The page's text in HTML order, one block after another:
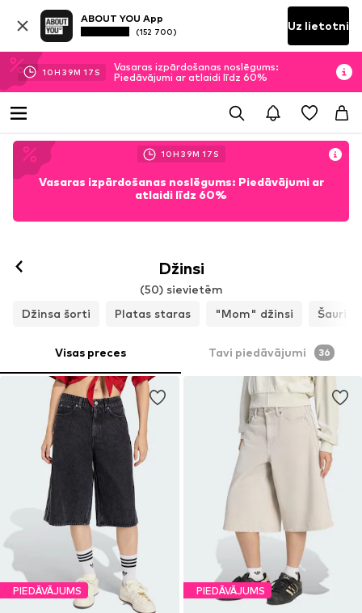
ABOUT YOU App
(152 700) Uz lietotni
10H 39M 15 S
Vasaras izpārdošanas noslēgums:
Piedāvājumi ar atlaidi līdz 60%
10H 39M 15 S
Vasaras izpārdošanas noslēgums: Piedāvājumi ar
atlaidi līdz 60%
Džinsi
(50) sievietēm
Džinsa šorti
Platas staras "Mom" džinsi Šauri
Visas preces Tavi piedāvājumi 36
PIEDĀVĀJUMS PIEDĀVĀJUMS